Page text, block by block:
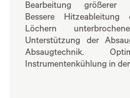
Bearbeitung größerer
Bessere
Löchern
Unterstützung der
Absaugtechnik.
Instrumentenkühlung in